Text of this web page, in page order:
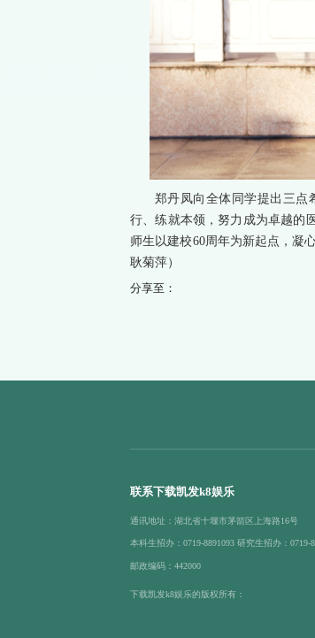
郑丹凤向全体同学提出三点
行、练就本领，努力成为卓越的
师生以建校60周年为新起点，凝
耿菊萍）
分享至：
联系下载凯发k8娱乐
通讯地址：湖北省十堰市茅箭区上海路16号
本科生招办：0719-8891093 研究生招办：0719-
邮政编码：442000
下载凯发k8娱乐的版权所有：